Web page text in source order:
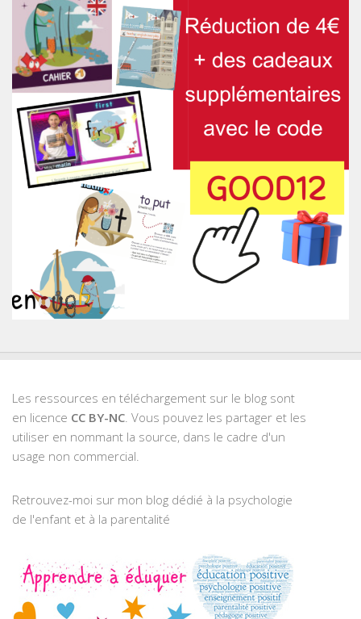
Les ressources en téléchargement sur le blog sont
en licence CC BY-NC . Vous pouvez les partager et les
utiliser en nommant la source, dans le cadre d'un
usage non commercial.
Retrouvez-moi sur mon blog dédié à la psychologie
de l'enfant et à la parentalité